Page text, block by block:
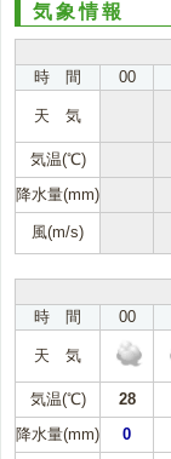
気象情報
時 間
00
天 気
気温(℃)
降水量(mm)
風(m/s)
時 間
00
天 気
気温(℃) 28
降水量(mm)
0